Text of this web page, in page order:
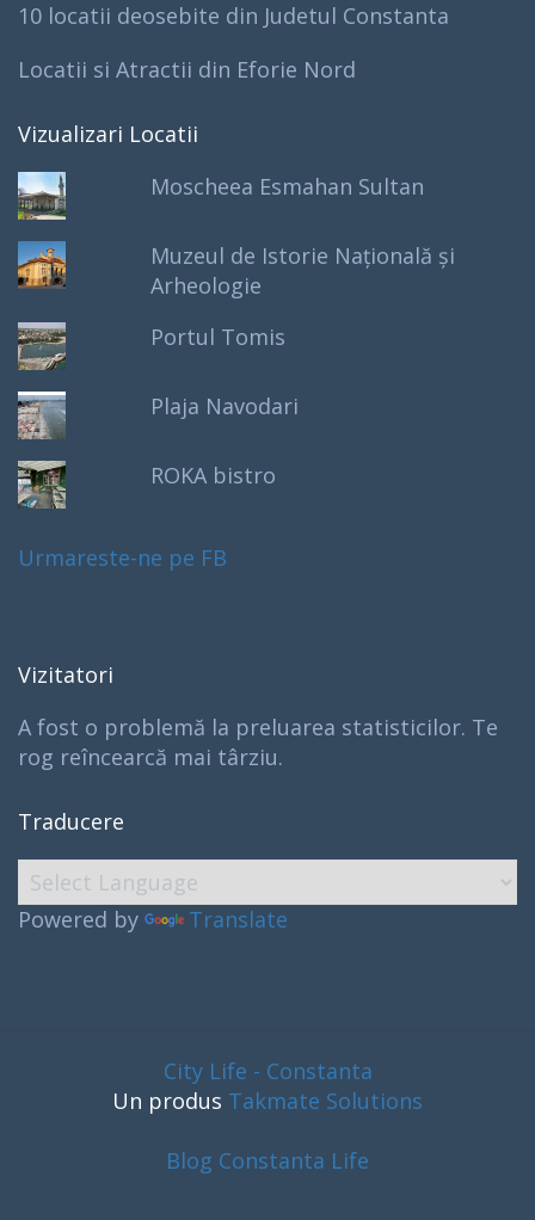
10 locatii deosebite din Judetul Constanta
Locatii si Atractii din Eforie Nord
Vizualizari Locatii
Moscheea Esmahan Sultan
Muzeul de Istorie Națională și
Arheologie
Portul Tomis
Plaja Navodari
ROKA bistro
Urmareste-ne pe FB
Vizitatori
A fost o problemă la preluarea statisticilor. Te
rog reîncearcă mai târziu.
Traducere
Powered by Translate
City Life - Constanta
Un produs Takmate Solutions
Blog Constanta Life